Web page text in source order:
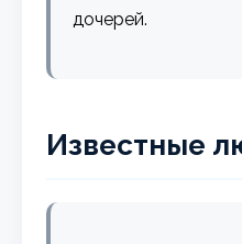
дочерей.
Известные